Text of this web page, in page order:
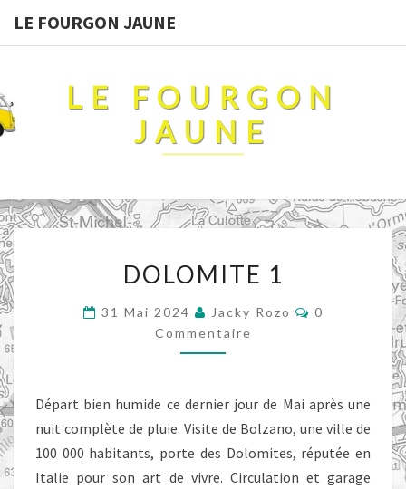
LE FOURGON JAUNE
LE FOURGON
JAUNE
1
DOLOMITE 1
31 Mai 2024 Jacky Rozo
0
Commentaire
Départ bien humide ce dernier jour de Mai après une
nuit complète de pluie. Visite de Bolzano, une ville de
100 000 habitants, porte des Dolomites, réputée en
Italie pour son art de vivre. Circulation et garage